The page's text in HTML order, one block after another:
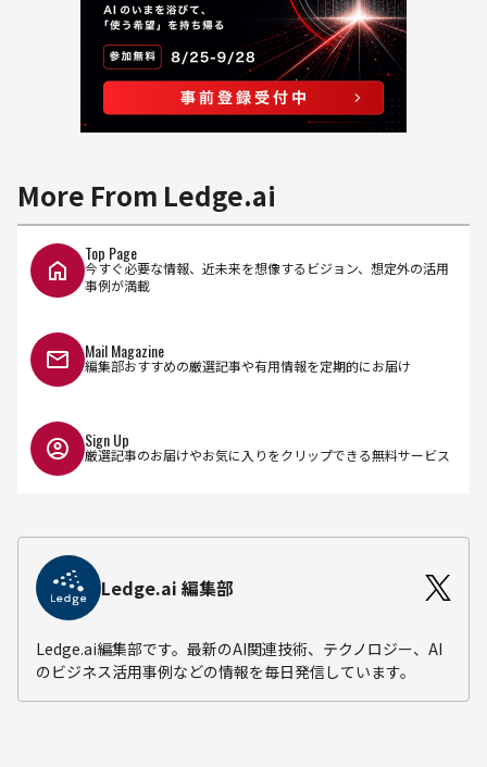
More From Ledge.ai
Top Page
今すぐ必要な情報、近未来を想像するビジョン、想定外の活用
事例が満載
Mail Magazine
編集部おすすめの厳選記事や有用情報を定期的にお届け
Sign Up
厳選記事のお届けやお気に入りをクリップできる無料サービス
Ledge.ai 編集部
Ledge.ai編集部です。最新のAI関連技術、テクノロジー、AI
のビジネス活用事例などの情報を毎日発信しています。